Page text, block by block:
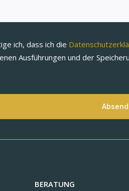
ich, dass ich die
Ausführungen und der
BERATUNG